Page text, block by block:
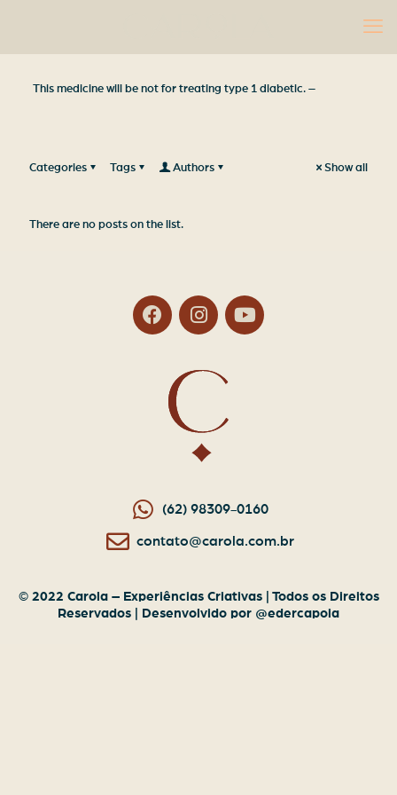
This medicine will be not for treating type 1 diabetic. –
Categories Tags Authors Show all
There are no posts on the list.
(62) 98309-0160
contato@carola.com.br
© 2022 Carola – Experiências Criativas | Todos os Direitos
Reservados | Desenvolvido por @edercapoia